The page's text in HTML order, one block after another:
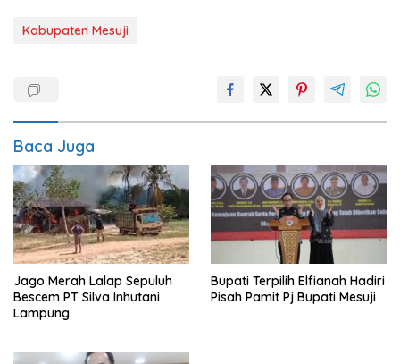
Kabupaten Mesuji
Baca Juga
Jago Merah Lalap Sepuluh
Bescem PT Silva Inhutani
Lampung
Bupati Terpilih Elfianah Hadiri
Pisah Pamit Pj Bupati Mesuji